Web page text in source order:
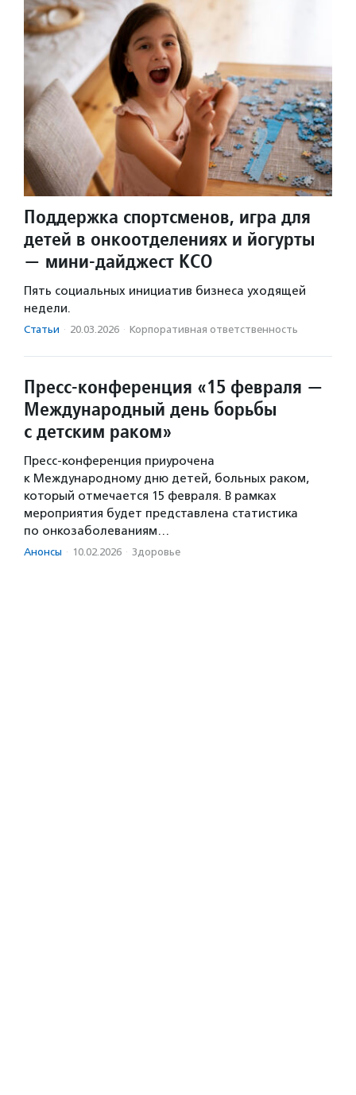
Поддержка спортсменов, игра для
детей в онкоотделениях и йогурты
— мини-дайджест КСО
Пять социальных инициатив бизнеса уходящей
недели.
Статьи · 20.03.2026 · Корпоративная ответственность
Пресс-конференция «15 февраля —
Международный день борьбы
с детским раком»
Пресс-конференция приурочена
к Международному дню детей, больных раком,
который отмечается 15 февраля. В рамках
мероприятия будет представлена статистика
по онкозаболеваниям…
Анонсы · 10.02.2026 · Здоровье